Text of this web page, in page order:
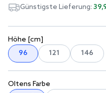
Höhe [cm]
96
121 146
Oltens Farbe
Günstigste Lieferung: